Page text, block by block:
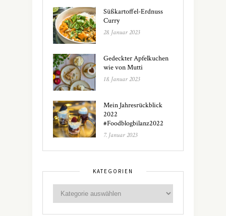
Süßkartoffel-Erdnuss
Curry
28. Januar 2023
Gedeckter Apfelkuchen
wie von Mutti
18. Januar 2023
Mein Jahresrückblick
2022
#Foodblogbilanz2022
7. Januar 2023
KATEGORIEN